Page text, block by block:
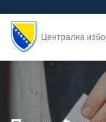
Централна